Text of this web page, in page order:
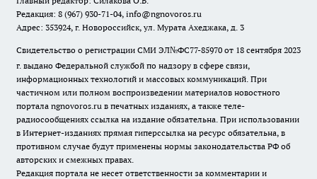
Редакция: 8 (967) 930-71-04, info@ngnovoros.ru
Адрес: 353924, г. Новороссийск, ул. Мурата Ахеджака, д. 3
Свидетельство о регистрации СМИ ЭЛ№ФС77-85970 от 18 сентября 2023
г. выдано Федеральной службой по надзору в сфере связи,
информационных технологий и массовых коммуникаций. При
частичном или полном воспроизведении материалов новостного
портала ngnovoros.ru в печатных изданиях, а также теле-
радиосообщениях ссылка на издание обязательна. При использовании
в Интернет-изданиях прямая гиперссылка на ресурс обязательна, в
противном случае будут применены нормы законодательства РФ об
авторских и смежных правах.
Редакция портала не несет ответственности за комментарии и